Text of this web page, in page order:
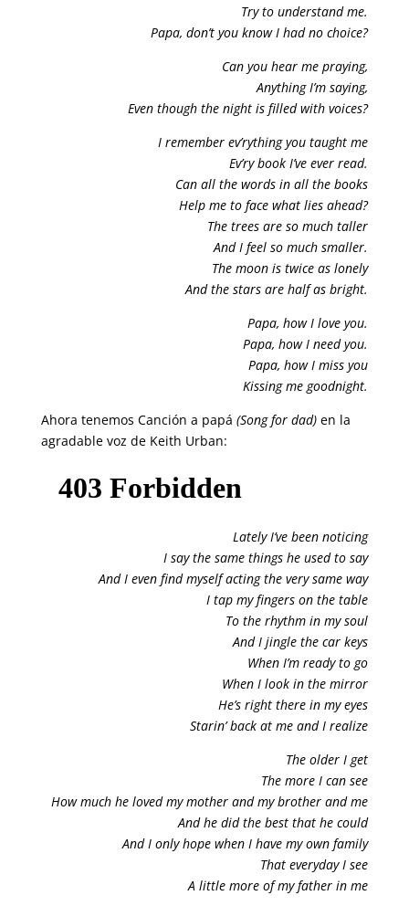
Try to understand me.
Papa, don’t you know I had no choice?
Can you hear me praying,
Anything I’m saying,
Even though the night is filled with voices?
I remember ev’rything you taught me
Ev’ry book I’ve ever read.
Can all the words in all the books
Help me to face what lies ahead?
The trees are so much taller
And I feel so much smaller.
The moon is twice as lonely
And the stars are half as bright.
Papa, how I love you.
Papa, how I need you.
Papa, how I miss you
Kissing me goodnight.
Ahora tenemos Canción a papá (Song for dad)en la
agradable voz de Keith Urban:
Lately I’ve been noticing
I say the same things he used to say
And I even find myself acting the very same way
I tap my fingers on the table
To the rhythm in my soul
And I jingle the car keys
When I’m ready to go
When I look in the mirror
He’s right there in my eyes
Starin’ back at me and I realize
The older I get
The more I can see
How much he loved my mother and my brother and me
And he did the best that he could
And I only hope when I have my own family
That everyday I see
A little more of my father in me